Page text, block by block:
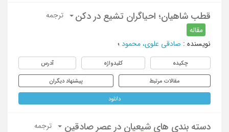
قطب شاهیان؛ احیاگران تشیع در دکن
مقاله
ترجمه
نویسنده : صادقی علوی، محمود ؛
چکیده کلیدواژه آدرس
مقالات مرتبط پیشنهاد دیگران
دانلود
دسته بندی های شیعیان در عصر صادقین
ترجمه